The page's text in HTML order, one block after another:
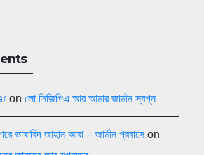
on লো সিজিপিএ আর আমার জার্মান স্বপ্ন
ভাষাবিদ জাহান আরা – জার্মান প্রবাসেon